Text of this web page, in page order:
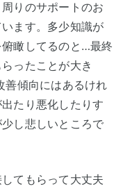
りのサポートのお
ます。多少知識が
瞰してるのと…最終
ったことが大き
善傾向にはあるけれ
たり悪化したりす
し悲しいところで
てもらって大丈夫